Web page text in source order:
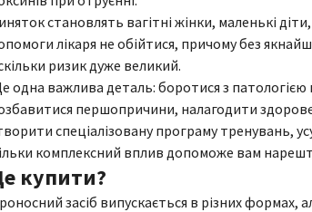
становлять вагітні жінки, маленькі
лікаря не обійтися, причому без
ризик дуже великий.
одна важлива деталь: боротися з
першопричини, налагодити
спеціалізовану програму тренувань,
комплексний вплив допоможе вам
купити?
засіб випускається в різних